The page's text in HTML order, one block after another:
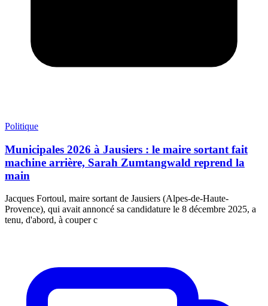
Politique
Municipales 2026 à Jausiers : le maire sortant fait
machine arrière, Sarah Zumtangwald reprend la
main
Jacques Fortoul, maire sortant de Jausiers (Alpes-de-Haute-
Provence), qui avait annoncé sa candidature le 8 décembre 2025, a
tenu, d'abord, à couper c